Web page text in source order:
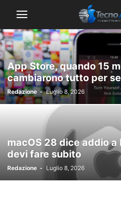
App Store, quando 15
cambiarono tutto per
Redazione - Luglio 8, 2026
macOS 28 dice addio
devi fare subito
Redazione - Luglio 8, 2026